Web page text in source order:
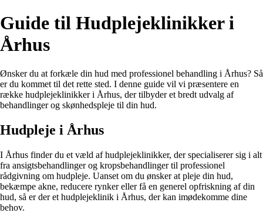
Guide til Hudplejeklinikker i
Århus
Ønsker du at forkæle din hud med professionel behandling i Århus? Så
er du kommet til det rette sted. I denne guide vil vi præsentere en
række hudplejeklinikker i Århus, der tilbyder et bredt udvalg af
behandlinger og skønhedspleje til din hud.
Hudpleje i Århus
I Århus finder du et væld af hudplejeklinikker, der specialiserer sig i alt
fra ansigtsbehandlinger og kropsbehandlinger til professionel
rådgivning om hudpleje. Uanset om du ønsker at pleje din hud,
bekæmpe akne, reducere rynker eller få en generel opfriskning af din
hud, så er der et hudplejeklinik i Århus, der kan imødekomme dine
behov.